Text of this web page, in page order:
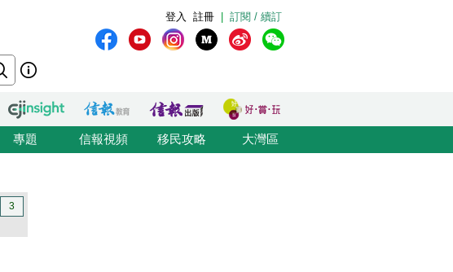
訂閱 / 續訂
註冊
登入
專題 信報視頻 移民攻略 大灣區
3